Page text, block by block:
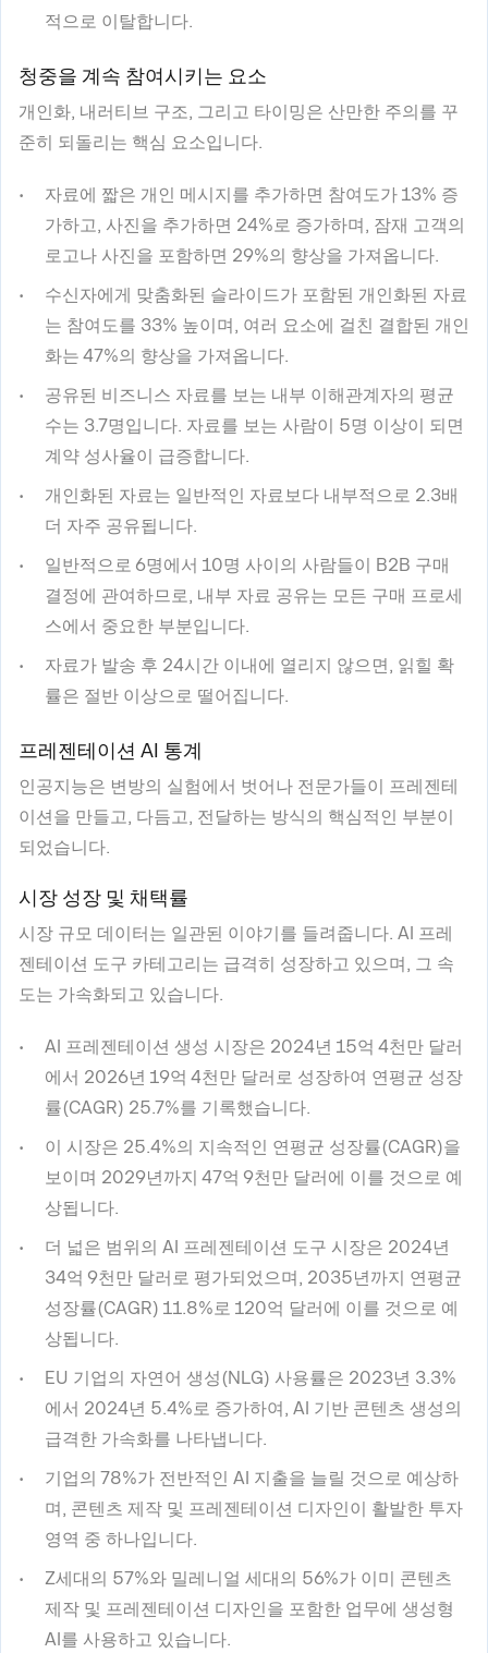
적으로 이탈합니다.
청중을 계속 참여시키는 요소
개인화, 내러티브 구조, 그리고 타이밍은 산만한 주의를 꾸
준히 되돌리는 핵심 요소입니다.
자료에 짧은 개인 메시지를 추가하면 참여도가 13% 증
가하고, 사진을 추가하면 24%로 증가하며, 잠재 고객의
로고나 사진을 포함하면 29%의 향상을 가져옵니다.
수신자에게 맞춤화된 슬라이드가 포함된 개인화된 자료
는 참여도를 33% 높이며, 여러 요소에 걸친 결합된 개인
화는 47%의 향상을 가져옵니다.
공유된 비즈니스 자료를 보는 내부 이해관계자의 평균
수는 3.7명입니다. 자료를 보는 사람이 5명 이상이 되면
계약 성사율이 급증합니다.
개인화된 자료는 일반적인 자료보다 내부적으로 2.3배
더 자주 공유됩니다.
일반적으로 6명에서 10명 사이의 사람들이 B2B 구매
결정에 관여하므로, 내부 자료 공유는 모든 구매 프로세
스에서 중요한 부분입니다.
자료가 발송 후 24시간 이내에 열리지 않으면, 읽힐 확
률은 절반 이상으로 떨어집니다.
프레젠테이션 AI 통계
인공지능은 변방의 실험에서 벗어나 전문가들이 프레젠테
이션을 만들고, 다듬고, 전달하는 방식의 핵심적인 부분이
되었습니다.
시장 성장 및 채택률
시장 규모 데이터는 일관된 이야기를 들려줍니다. AI 프레
젠테이션 도구 카테고리는 급격히 성장하고 있으며, 그 속
도는 가속화되고 있습니다.
AI 프레젠테이션 생성 시장은 2024년 15억 4천만 달러
에서 2026년 19억 4천만 달러로 성장하여 연평균 성장
률(CAGR) 25.7%를 기록했습니다.
이 시장은 25.4%의 지속적인 연평균 성장률(CAGR)을
보이며 2029년까지 47억 9천만 달러에 이를 것으로 예
상됩니다.
더 넓은 범위의 AI 프레젠테이션 도구 시장은 2024년
34억 9천만 달러로 평가되었으며, 2035년까지 연평균
성장률(CAGR) 11.8%로 120억 달러에 이를 것으로 예
상됩니다.
EU 기업의 자연어 생성(NLG) 사용률은 2023년 3.3%
에서 2024년 5.4%로 증가하여, AI 기반 콘텐츠 생성의
급격한 가속화를 나타냅니다.
기업의 78%가 전반적인 AI 지출을 늘릴 것으로 예상하
며, 콘텐츠 제작 및 프레젠테이션 디자인이 활발한 투자
영역 중 하나입니다.
Z세대의 57%와 밀레니얼 세대의 56%가 이미 콘텐츠
제작 및 프레젠테이션 디자인을 포함한 업무에 생성형
AI를 사용하고 있습니다.